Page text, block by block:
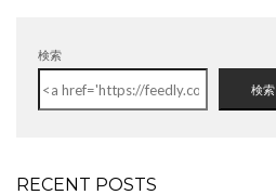
検索
検索
RECENT POSTS